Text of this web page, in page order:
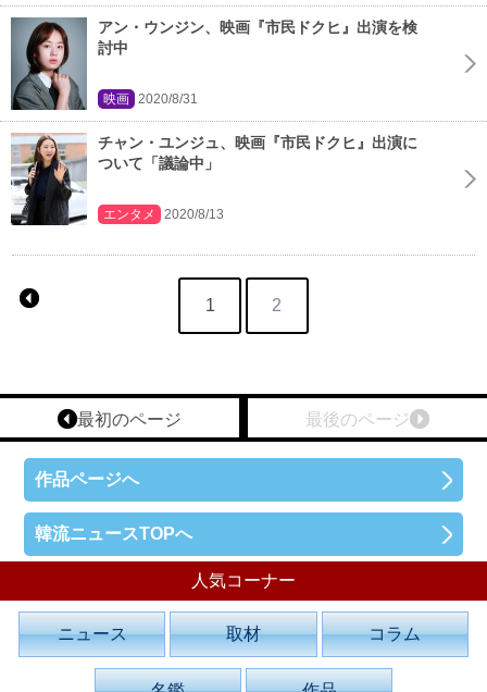
アン・ウンジン、映画『市民ドクヒ』出演を検
討中
映画 2020/8/31
チャン・ユンジュ、映画『市民ドクヒ』出演に
ついて「議論中」
エンタメ 2020/8/13
1 2
最後のページ
最初のページ
作品ページへ
韓流ニュースTOPへ
人気コーナー
ニュース 取材 コラム